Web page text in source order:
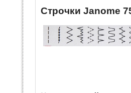
Строчки Janome